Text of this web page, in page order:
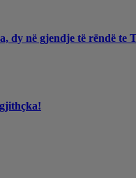
dy në gjendje të rëndë te